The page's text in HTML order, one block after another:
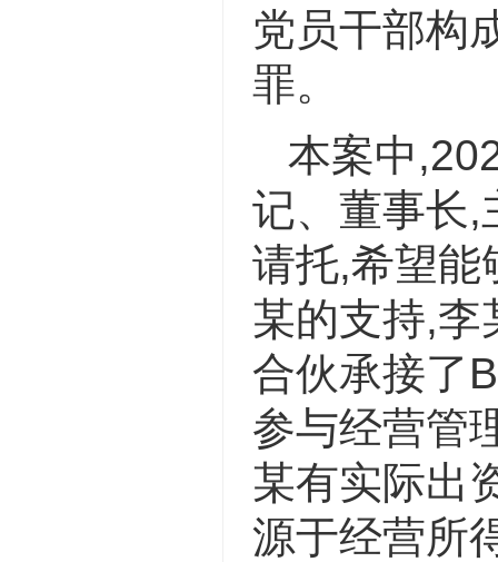
党员干部构
罪。
本案中
记、董事长,
请托,希望能
某的支持,李
合伙承接了
参与经营管
某有实际出
源于经营所